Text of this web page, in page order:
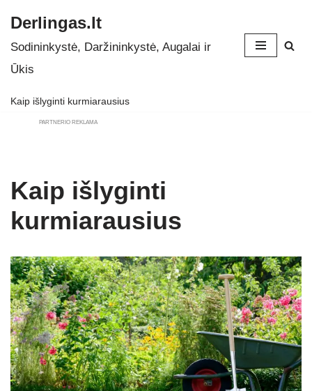
Skip
to
Derlingas.lt
Sodininkystė, Daržininkystė, Augalai ir
Ūkis
Kaip išlyginti kurmiarausius
PARTNERIO REKLAMA
Kaip išlyginti
kurmiarausius